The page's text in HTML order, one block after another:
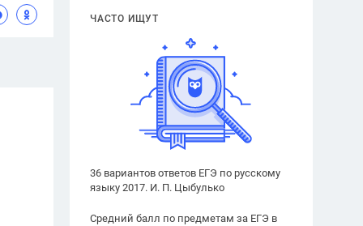
ЧАСТО ИЩУТ
36 вариантов ответов ЕГЭ по русскому
языку 2017. И. П. Цыбулько
Средний балл по предметам за ЕГЭ в